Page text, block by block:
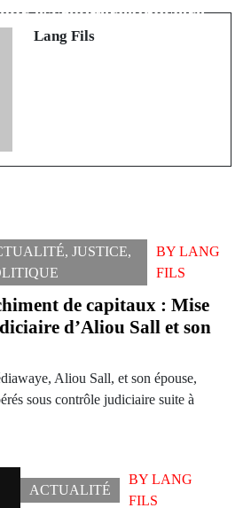
à Koudala
escroquerie foncière
Lang Fils
, JUSTICE,
BYLANG
FILS
de capitaux : Mise
d’Aliou Sall et son
Aliou Sall, et son épouse,
sous contrôle judiciaire suite à
ACTUALITÉ
BY LANG
FILS